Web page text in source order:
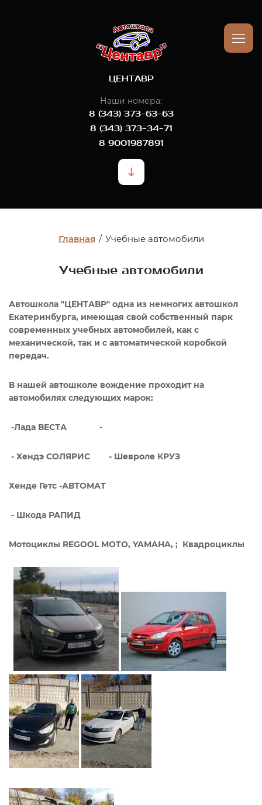
ЦЕНТАВР
Наши номера:
8 (343) 373-63-63
8 (343) 373-34-71
8 9001987891
Главная / Учебные автомобили
Учебные автомобили
Автошкола "ЦЕНТАВР" одна из немногих автошкол
Екатеринбурга, имеющая свой собственный парк
современных учебных автомобилей, как с
механической, так и с автоматической коробкой
передач.
В нашей автошколе вождение проходит на
автомобилях следующих марок:
-Лада ВЕСТА -
- Хендэ СОЛЯРИС - Шевроле КРУЗ
Хенде Гетс -АВТОМАТ
- Шкода РАПИД
Мотоциклы REGOOL MOTO, YAMAHA, ; Квадроциклы